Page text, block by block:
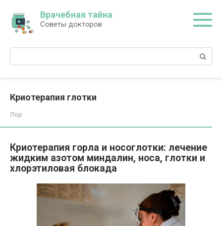
контенту
Врачебная тайна
Советы докторов
Поиск:
Криотерапия глотки
Лор
Криотерапия горла и носоглотки: лечение
жидким азотом миндалин, носа, глотки и
хлорэтиловая блокада